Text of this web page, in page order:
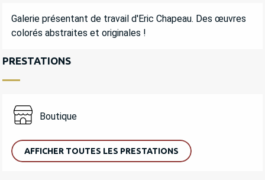
DESCRIPTION
Galerie présentant de travail d'Eric Chapeau. Des œuvres
colorés abstraites et originales !
PRESTATIONS
Boutique
AFFICHER TOUTES LES PRESTATIONS